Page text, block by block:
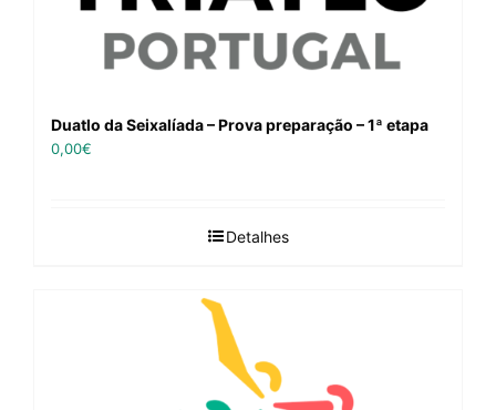
Duatlo da Seixalíada – Prova preparação – 1ª etapa
0,00€
Detalhes